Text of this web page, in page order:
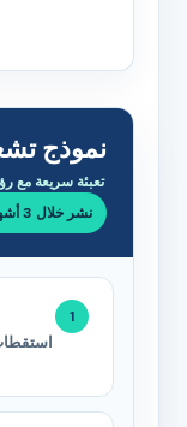
نموذج
تعبئة سريعة مع
نشر خلال 3 أشهر